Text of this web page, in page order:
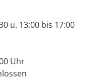
u. 13:00 bis 17:00
Uhr